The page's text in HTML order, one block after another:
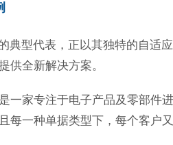
典型代表，正以其独特的自适
供全新解决方案。
一家专注于电子产品及零部件
每一种单据类型下，每个客户